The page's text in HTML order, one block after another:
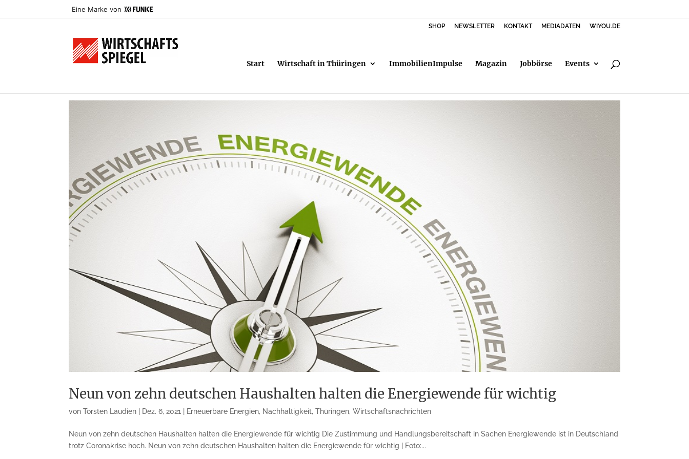
Eine Marke von
SHOP NEWSLETTER KONTAKT MEDIADATEN WIYOU.DE
Start Wirtschaft in Thüringen ImmobilienImpulse Magazin Jobbörse Events
Neun von zehn deutschen Haushalten halten die Energiewende für wichtig
vonTorsten Laudien | Dez. 6, 2021 | Erneuerbare Energien, Nachhaltigkeit,Thüringen,Wirtschaftsnachrichten
Neun von zehn deutschen Haushalten halten die Energiewende für wichtig Die Zustimmung und Handlungsbereitschaft in Sachen Energiewende ist in Deutschland
trotz Coronakrise hoch. Neun von zehn deutschen Haushalten halten die Energiewende für wichtig | Foto:...